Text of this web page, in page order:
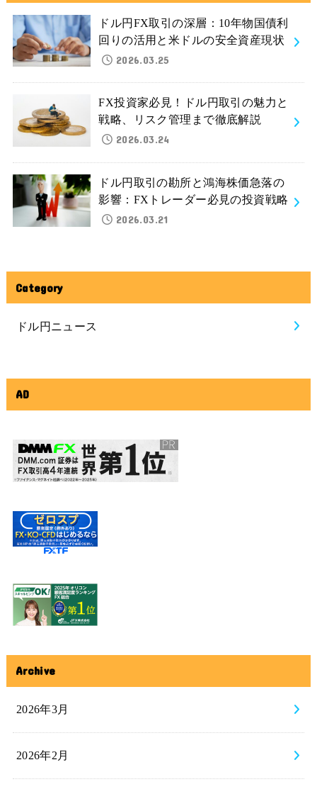
ドル円FX取引の深層：10年物国債利
回りの活用と米ドルの安全資産現状
2026.03.25
FX投資家必見！ドル円取引の魅力と
戦略、リスク管理まで徹底解説
2026.03.24
ドル円取引の勘所と鴻海株価急落の
影響：FXトレーダー必見の投資戦略
2026.03.21
Category
ドル円ニュース
AD
Archive
2026年3月
2026年2月